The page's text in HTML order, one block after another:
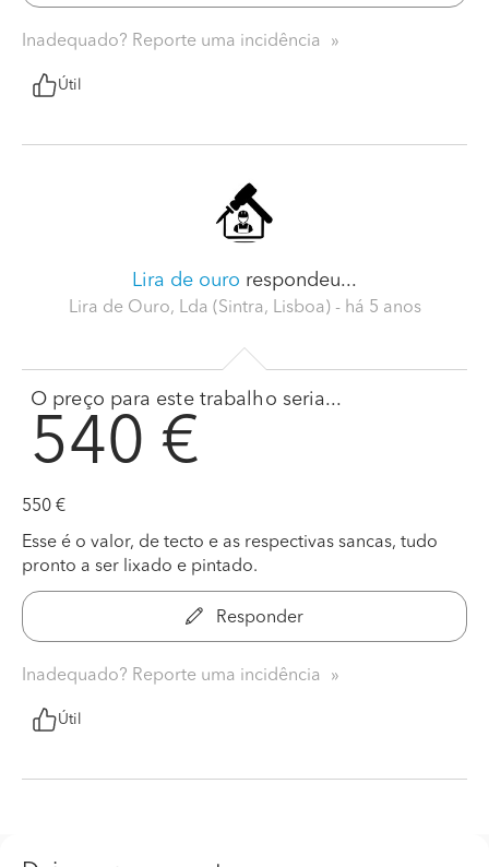
Inadequado? Reporte uma incidência
Útil
Lira de ouro respondeu...
Lira de Ouro, Lda (Sintra, Lisboa) - há 5 anos
O preço para este trabalho seria...
540 €
550 €
Esse é o valor, de tecto e as respectivas sancas, tudo
pronto a ser lixado e pintado.
Responder
Inadequado? Reporte uma incidência
Útil